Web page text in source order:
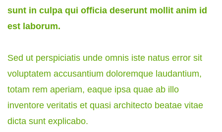
sunt in culpa qui officia deserunt mollit anim id
est laborum.
Sed ut perspiciatis unde omnis iste natus error sit
voluptatem accusantium doloremque laudantium,
totam rem aperiam, eaque ipsa quae ab illo
inventore veritatis et quasi architecto beatae vitae
dicta sunt explicabo.